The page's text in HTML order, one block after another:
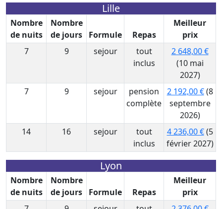
Lille
Nombre
de nuits
Nombre
de jours
Formule Repas
Meilleur
prix
7
9 sejour
tout
inclus
2 648,00 €
(10 mai
2027)
7
9 sejour
pension
complète
2 192,00 €(8
septembre
2026)
14
16 sejour
tout
inclus
4 236,00 €(5
février 2027)
Lyon
Nombre
de nuits
Nombre
de jours
Formule Repas
Meilleur
prix